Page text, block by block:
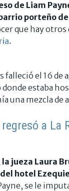
de Liam
porteño
que hay
falleció el 16
estaba
una mezcla
a La
la jueza Laura
hotel
se le